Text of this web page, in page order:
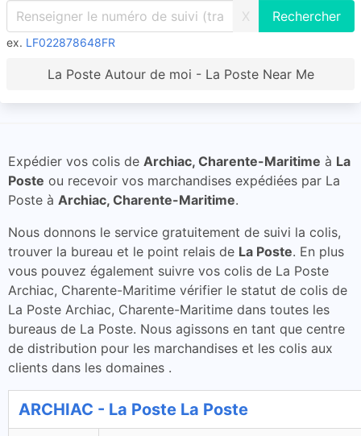
X
ex. LF022878648FR
La Poste Autour de moi - La Poste Near Me
Expédier vos colis de Archiac, Charente-Maritime à La
Poste ou recevoir vos marchandises expédiées par La
Poste à Archiac, Charente-Maritime.
Nous donnons le service gratuitement de suivi la colis,
trouver la bureau et le point relais de La Poste. En plus
vous pouvez également suivre vos colis de La Poste
Archiac, Charente-Maritime vérifier le statut de colis de
La Poste Archiac, Charente-Maritime dans toutes les
bureaus de La Poste. Nous agissons en tant que centre
de distribution pour les marchandises et les colis aux
clients dans les domaines .
ARCHIAC - La Poste La Poste